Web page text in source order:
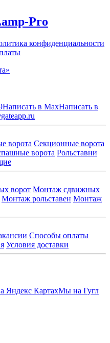
Pro
конфиденциальности
Написать в MaxНаписать в
ворота Секционные ворота
ворота Рольставни
ворот Монтаж сдвижных
Монтаж рольставен Монтаж
Способы оплаты
Условия доставки
Яндекс КартахМы на Гугл